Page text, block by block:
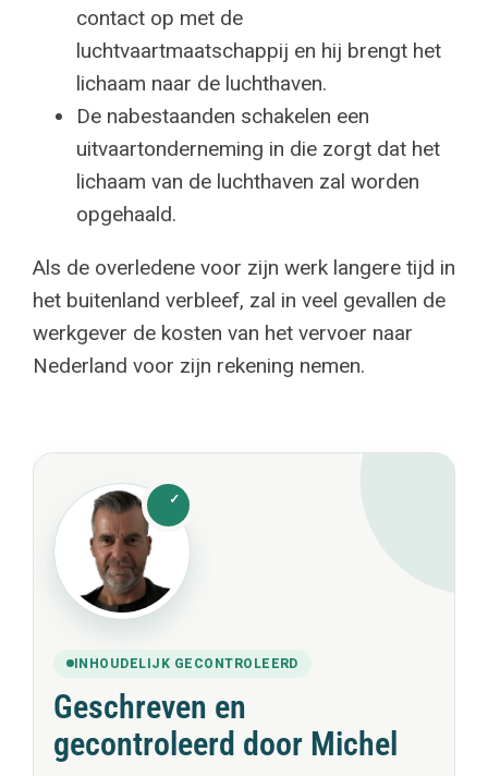
contact op met de
luchtvaartmaatschappij en hij brengt het
lichaam naar de luchthaven.
De nabestaanden schakelen een
uitvaartonderneming in die zorgt dat het
lichaam van de luchthaven zal worden
opgehaald.
Als de overledene voor zijn werk langere tijd in
het buitenland verbleef, zal in veel gevallen de
werkgever de kosten van het vervoer naar
Nederland voor zijn rekening nemen.
INHOUDELIJK GECONTROLEERD
Geschreven en
gecontroleerd door Michel